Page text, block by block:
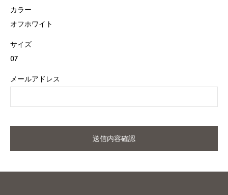
カラー
オフホワイト
サイズ
07
メールアドレス
送信内容確認